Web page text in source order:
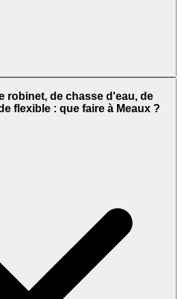
robinet, de chasse d'eau, de
flexible : que faire à Meaux ?